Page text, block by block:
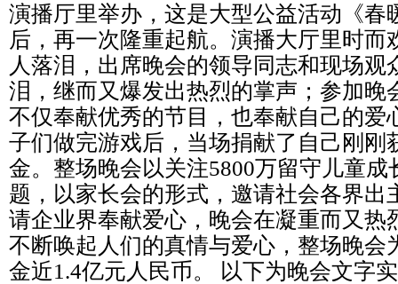
演播厅里举办，这是大型公益活动《春
后，再一次隆重起航。演播大厅里时而
人落泪，出席晚会的领导同志和现场观
泪，继而又爆发出热烈的掌声；参加晚
不仅奉献优秀的节目，也奉献自己的爱
子们做完游戏后，当场捐献了自己刚刚
金。整场晚会以关注5800万留守儿童成
题，以家长会的形式，邀请社会各界出
请企业界奉献爱心，晚会在凝重而又热
不断唤起人们的真情与爱心，整场晚会
金近1.4亿元人民币。 以下为晚会文字